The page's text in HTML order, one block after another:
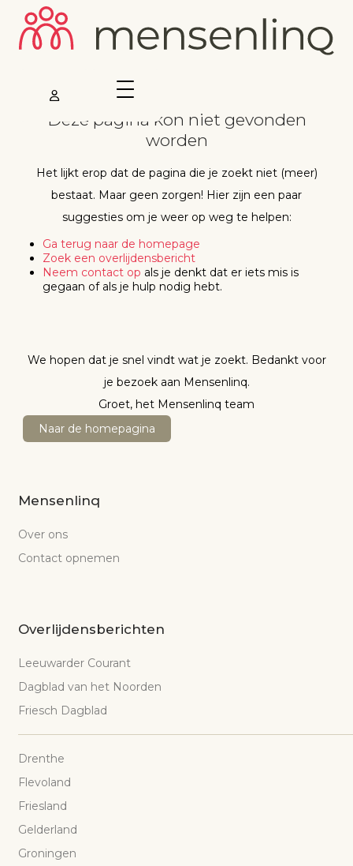
Deze pagina kon niet gevonden
worden
Het lijkt erop dat de pagina die je zoekt niet (meer)
bestaat. Maar geen zorgen! Hier zijn een paar
suggesties om je weer op weg te helpen:
Ga terug naar de homepage
Zoek een overlijdensbericht
Neem contact op als je denkt dat er iets mis is
gegaan of als je hulp nodig hebt.
We hopen dat je snel vindt wat je zoekt. Bedankt voor
je bezoek aan Mensenlinq.
Groet, het Mensenlinq team
Naar de homepagina
Mensenlinq
Over ons
Contact opnemen
Overlijdensberichten
Leeuwarder Courant
Dagblad van het Noorden
Friesch Dagblad
Drenthe
Flevoland
Friesland
Gelderland
Groningen